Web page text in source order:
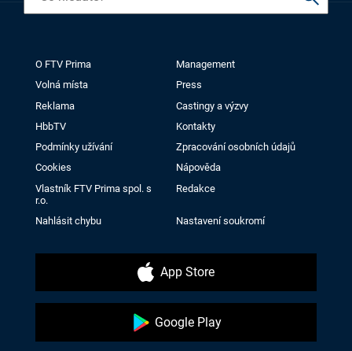
O FTV Prima
Management
Volná místa
Press
Reklama
Castingy a výzvy
HbbTV
Kontakty
Podmínky užívání
Zpracování osobních údajů
Cookies
Nápověda
Vlastník FTV Prima spol. s
r.o.
Redakce
Nahlásit chybu Nastavení soukromí
App Store
Google Play